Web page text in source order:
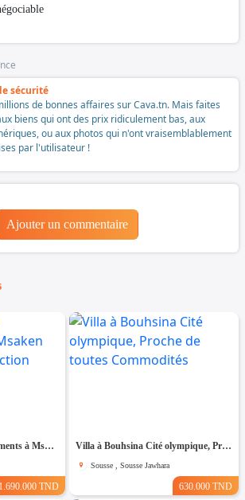
sécurité
de bonnes affaires sur Cava.tn. Mais faites
biens qui ont des prix ridiculement bas, aux
ou aux photos qui n'ont vraisemblablement
par l'utilisateur !
Ajouter un commentaire
Immeuble de 8 Appartements à Msaken Nouvelle Construction
1.690.000 TND
Villa à Bouhsina Cité olympique, Proche de toutes Commodités
Sousse , Sousse Jawhara
630.000 TND